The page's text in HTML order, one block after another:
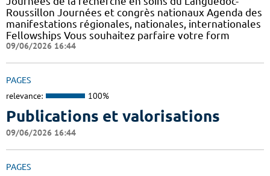
Roussillon Journées et congrès nationaux Agenda des
manifestations régionales, nationales, internationales
Fellowships Vous souhaitez parfaire votre form
09/06/2026 16:44
PAGES
relevance: 100%
Publications et valorisations
09/06/2026 16:44
PAGES